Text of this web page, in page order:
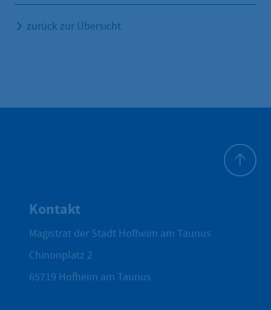
zurück zur Übersicht
Kontakt
Magistrat der Stadt Hofheim am Taunus
Chinonplatz 2
65719 Hofheim am Taunus